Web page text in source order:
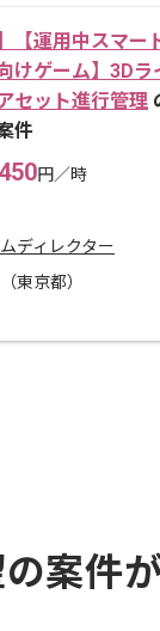
【運用中スマー
けゲーム】3Dラ
セット進行管理
件
円／時
ディレクター
東京都）
案件